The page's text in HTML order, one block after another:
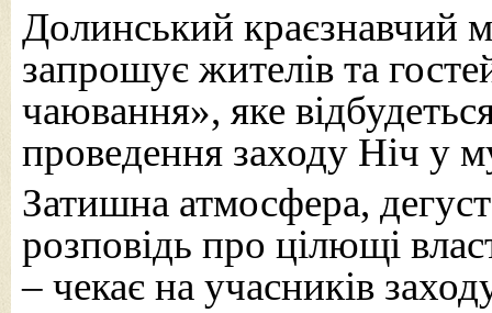
Долинський краєзнавчий
запрошує жителів та
чаювання», яке
проведення заходу Ніч у
Затишна атмосфера,
розповідь про цілющі
– чекає на учасників